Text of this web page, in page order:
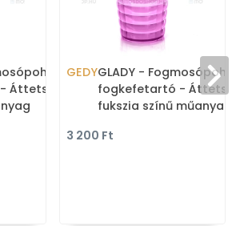
GEDYGLADY -
fogkefetartó -
fukszia színű műanyag
3 200 Ft